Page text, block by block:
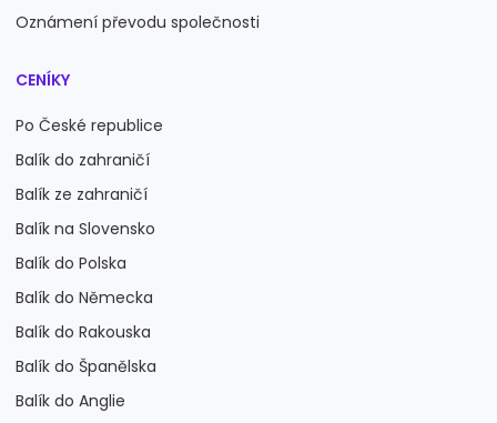
Oznámení převodu společnosti
CENÍKY
Po České republice
Balík do zahraničí
Balík ze zahraničí
Balík na Slovensko
Balík do Polska
Balík do Německa
Balík do Rakouska
Balík do Španělska
Balík do Anglie